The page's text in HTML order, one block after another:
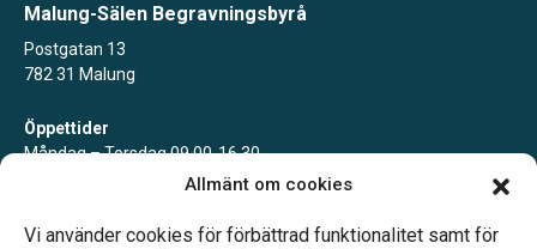
Allmänt om cookies
Vi använder cookies för förbättrad funktionalitet samt för
Malung-Sälen Begravningsbyrå
Postgatan 13
782 31 Malung
Öppettider
Måndag – Torsdag 09.00-16.30
Övriga tider enligt överenskommelse